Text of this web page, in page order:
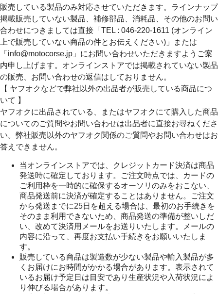
販売している製品のみ対応させていただきます。ラインナップ
掲載販売していない製品、補修部品、消耗品、その他のお問い
合わせにつきましては直接「TEL : 046-220-1611 (オンライン
上で販売していない商品の件とお伝えください)」または
「info@motocorse.jp」にお問い合わせいただきますようご案
内申し上げます。オンラインストアでは掲載されていない製品
の販売、お問い合わせの返信はしておりません。
【 ヤフオクなどで弊社以外の出品者が販売している商品につ
いて 】
ヤフオクに出品されている、またはヤフオクにて購入した商品
についてのご質問やお問い合わせは出品者に直接お尋ねくださ
い。弊社販売以外のヤフオク関係のご質問やお問い合わせはお
答えできません。
当オンラインストアでは、クレジットカード決済は商品
発送時に確定しております。ご注文時点では、カードの
ご利用枠を一時的に確保するオーソリのみをおこない、
商品発送前に決済が確定することはありません。ご注文
から発送までに25日を超える場合は、最初のお手続きを
そのまま利用できないため、商品発送の準備が整いしだ
い、改めて決済用メールをお送りいたします。メールの
内容に沿って、再度お支払い手続きをお願いいたしま
す。
販売している商品は製造数が少ない製品や輸入製品が多
くお届けにお時間がかかる場合があります。表示されて
いるお届け予定日は目安であり生産状況や入荷状況によ
り伸びる場合があります。